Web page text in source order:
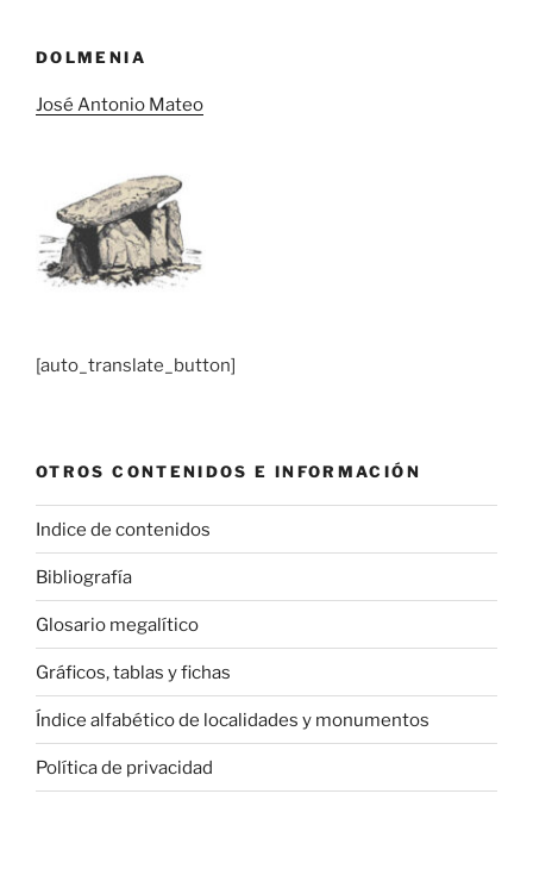
DOLMENIA
José Antonio Mateo
[auto_translate_button]
OTROS CONTENIDOS E INFORMACIÓN
Indice de contenidos
Bibliografía
Glosario megalítico
Gráficos, tablas y fichas
Índice alfabético de localidades y monumentos
Política de privacidad